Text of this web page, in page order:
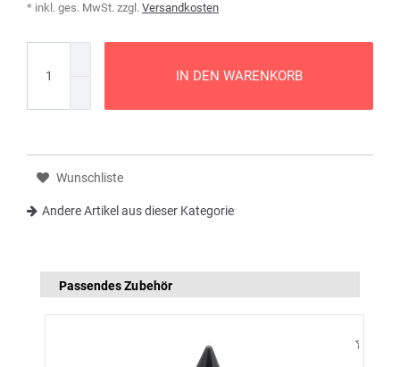
* inkl. ges. MwSt. zzgl. Versandkosten
IN DEN WARENKORB
Wunschliste
Andere Artikel aus dieser Kategorie
Passendes Zubehör